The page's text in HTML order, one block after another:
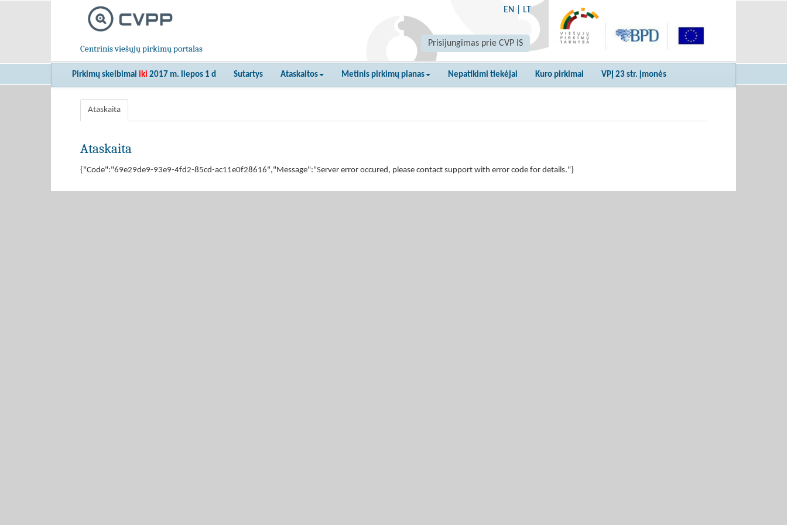
Centrinis viešųjų pirkimų portalas
EN LT
Prisijungimas prie CVP IS
Pirkimų skelbimai iki 2017 m. liepos 1 d Sutartys Ataskaitos Metinis pirkimų planas Nepatikimi tiekėjai Kuro pirkimai VPĮ 23 str. įmonės
Ataskaita
Ataskaita
{"Code":"69e29de9-93e9-4fd2-85cd-ac11e0f28616","Message":"Server error occured, please contact support with error code for details."}